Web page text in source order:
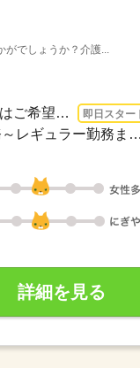
がでしょうか？介護...
1ヵ月～3ヵ月 即日〜 / ※シフト制（実働4h）※週15時間～※シフトはご希望に合わせて調... 即日スター
≪シフト制≫勤務シフトによりお休みは異なります。例
詳細を見る